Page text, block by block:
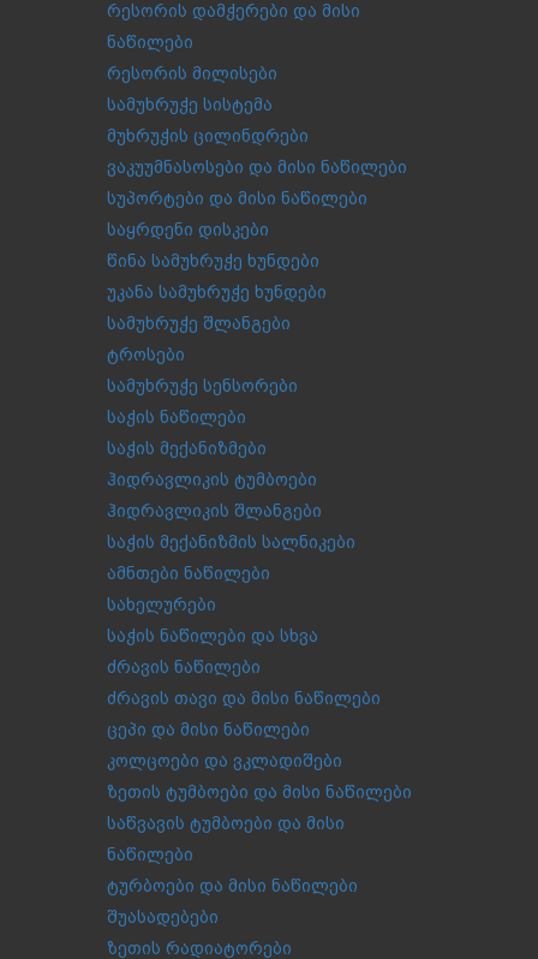
რესორის დამჭერები და მისი
ნაწილები
რესორის მილისები
სამუხრუჭე სისტემა
მუხრუჭის ცილინდრები
ვაკუუმნასოსები და მისი ნაწილები
სუპორტები და მისი ნაწილები
საყრდენი დისკები
წინა სამუხრუჭე ხუნდები
უკანა სამუხრუჭე ხუნდები
სამუხრუჭე შლანგები
ტროსები
სამუხრუჭე სენსორები
საჭის ნაწილები
საჭის მექანიზმები
ჰიდრავლიკის ტუმბოები
ჰიდრავლიკის შლანგები
საჭის მექანიზმის სალნიკები
ამნთები ნაწილები
სახელურები
საჭის ნაწილები და სხვა
ძრავის ნაწილები
ძრავის თავი და მისი ნაწილები
ცეპი და მისი ნაწილები
კოლცოები და ვკლადიშები
ზეთის ტუმბოები და მისი ნაწილები
საწვავის ტუმბოები და მისი
ნაწილები
ტურბოები და მისი ნაწილები
შუასადებები
ზეთის რადიატორები